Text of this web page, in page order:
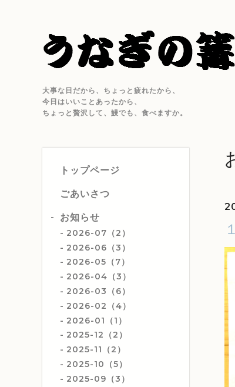
大事な日だから、ちょっと疲れたから、
今日はいいことあったから、
ちょっと贅沢して、鰻でも、食べますか。
トップページ
ごあいさつ
お知らせ
2026-07（2）
2026-06（3）
2026-05（7）
2026-04（3）
2026-03（6）
2026-02（4）
2026-01（1）
2025-12（2）
2025-11（2）
2025-10（5）
2025-09（3）